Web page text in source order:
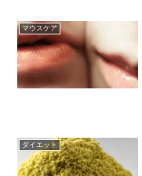
マウスケア
ダイエット